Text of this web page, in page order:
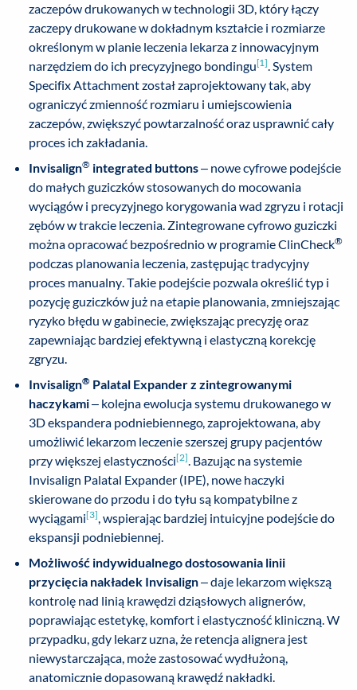
zaczepów drukowanych w technologii 3D, który łączy
zaczepy drukowane w dokładnym kształcie i rozmiarze
określonym w planie leczenia lekarza z innowacyjnym
narzędziem do ich precyzyjnego bondingu[1]. System
Specifix Attachment został zaprojektowany tak, aby
ograniczyć zmienność rozmiaru i umiejscowienia
zaczepów, zwiększyć powtarzalność oraz usprawnić cały
proces ich zakładania.
Invisalign® integrated buttons– nowe cyfrowe podejście
do małych guziczków stosowanych do mocowania
wyciągów i precyzyjnego korygowania wad zgryzu i rotacji
zębów w trakcie leczenia. Zintegrowane cyfrowo guziczki
można opracować bezpośrednio w programie ClinCheck®
podczas planowania leczenia, zastępując tradycyjny
proces manualny. Takie podejście pozwala określić typ i
pozycję guziczków już na etapie planowania, zmniejszając
ryzyko błędu w gabinecie, zwiększając precyzję oraz
zapewniając bardziej efektywną i elastyczną korekcję
zgryzu.
Invisalign® Palatal Expander z zintegrowanymi
haczykami– kolejna ewolucja systemu drukowanego w
3D ekspandera podniebiennego, zaprojektowana, aby
umożliwić lekarzom leczenie szerszej grupy pacjentów
przy większej elastyczności[2]. Bazując na systemie
Invisalign Palatal Expander (IPE), nowe haczyki
skierowane do przodu i do tyłu są kompatybilne z
wyciągami[3], wspierając bardziej intuicyjne podejście do
ekspansji podniebiennej.
Możliwość indywidualnego dostosowania linii
przycięcia nakładek Invisalign– daje lekarzom większą
kontrolę nad linią krawędzi dziąsłowych alignerów,
poprawiając estetykę, komfort i elastyczność kliniczną. W
przypadku, gdy lekarz uzna, że retencja alignera jest
niewystarczająca, może zastosować wydłużoną,
anatomicznie dopasowaną krawędź nakładki.